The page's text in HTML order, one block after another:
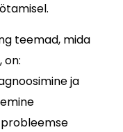
teemad, mida
on:
ja